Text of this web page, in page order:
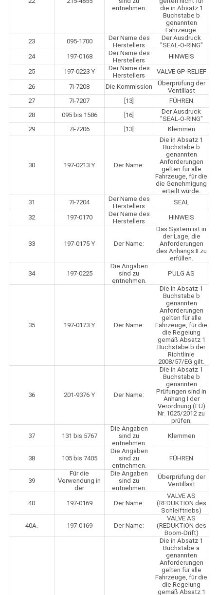
entnehmen.
die in Absatz 1
Buchstabe b
genannten
Fahrzeuge.
23
095-1700
Der Name des
Herstellers
Der Ausdruck
"SEAL-O-RING"
24
197-0168
Der Name des
Herstellers
HINWEIS
25 197-0223 Y
Der Name des
Herstellers
VALVE GP-RELIEF
26 7I-7208 Die Kommission
Überprüfung der
Ventillast
27
7I-7207 [13]
FÜHREN
28
095 bis 1586 [16]
Der Ausdruck
"SEAL-O-RING"
29
7I-7206 [13] Klemmen
30 197-0213 Y Der Name:
Die in Absatz 1
Buchstabe b
genannten
Anforderungen
gelten für alle
Fahrzeuge, für die
die Genehmigung
erteilt wurde.
31
7I-7204
Der Name des
Herstellers
SEAL
32 197-0170
Der Name des
Herstellers
HINWEIS
33 197-0175 Y Der Name:
Das System ist in
der Lage, die
Anforderungen
des Anhangs II zu
erfüllen.
34 197-0225
Die Angaben
sind zu
entnehmen.
PULG AS
35 197-0173 Y Der Name:
Die in Absatz 1
Buchstabe b
genannten
Anforderungen
gelten für alle
Fahrzeuge, für die
die Regelung
gemäß Absatz 1
Buchstabe b der
Richtlinie
2008/57/EG gilt.
36 201-9376 Y Der Name:
Die in Absatz 1
Buchstabe b
genannten
Prüfungen sind in
Anhang I der
Verordnung (EU)
Nr. 1025/2012 zu
prüfen.
37 131 bis 5767
Die Angaben
sind zu
entnehmen.
Klemmen
38 105 bis 7405
Die Angaben
sind zu
entnehmen.
FÜHREN
39
Für die
Verwendung in
der
Die Angaben
sind zu
entnehmen.
Überprüfung der
Ventillast
40 197-0169 Der Name:
VALVE AS
(REDUKTION des
Schleiftriebs)
40A. 197-0169 Der Name:
VALVE AS
(REDUKTION des
Boom-Drift)
Die in Absatz 1
Buchstabe a
genannten
Anforderungen
gelten für alle
Fahrzeuge, für die
die Regelung
gemäß Absatz 1